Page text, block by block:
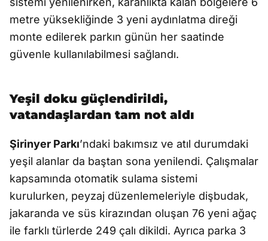
metre yüksekliğinde 3 yeni aydınlatma direği
monte edilerek parkın günün her saatinde
güvenle kullanılabilmesi sağlandı.
Yeşil doku güçlendirildi,
vatandaşlardan tam not aldı
Şirinyer Parkı’ndaki bakımsız ve atıl durumdaki
yeşil alanlar da baştan sona yenilendi. Çalışmalar
kapsamında otomatik sulama sistemi
kurulurken, peyzaj düzenlemeleriyle dişbudak,
jakaranda ve süs kirazından oluşan 76 yeni ağaç
ile farklı türlerde 249 çalı dikildi. Ayrıca parka 3